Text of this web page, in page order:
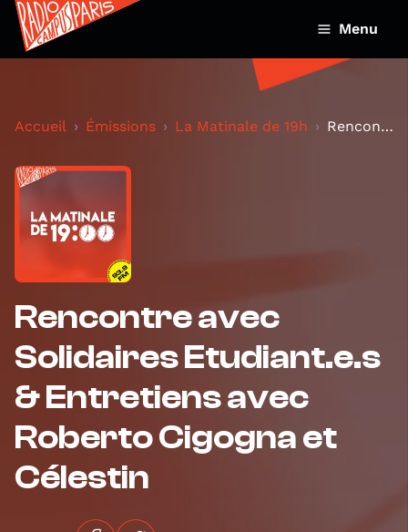
Menu
Accueil Émissions La Matinale de 19h Rencontre avec Solidaires Etudiant.e.s & Entretien...
Rencontre avec
Solidaires Etudiant.e.s
& Entretiens avec
Roberto Cigogna et
Célestin